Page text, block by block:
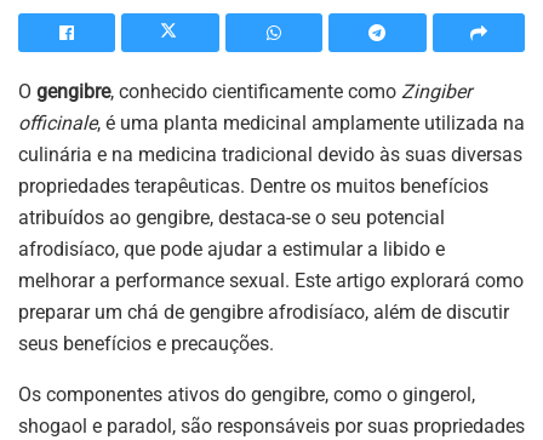
O gengibre, conhecido cientificamente como Zingiber
officinale, é uma planta medicinal amplamente utilizada na
culinária e na medicina tradicional devido às suas diversas
propriedades terapêuticas. Dentre os muitos benefícios
atribuídos ao gengibre, destaca-se o seu potencial
afrodisíaco, que pode ajudar a estimular a libido e
melhorar a performance sexual. Este artigo explorará como
preparar um chá de gengibre afrodisíaco, além de discutir
seus benefícios e precauções.
Os componentes ativos do gengibre, como o gingerol,
shogaol e paradol, são responsáveis por suas propriedades